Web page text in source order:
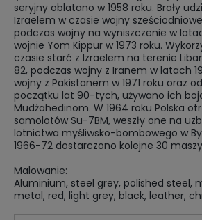
seryjny oblatano w 1958 roku. Brały
Izraelem w czasie wojny
podczas wojny na wyniszczenie w
wojnie Yom Kippur w 1973 roku.
czasie starć z Izraelem na terenie
82, podczas wojny z Iranem w latach
wojny z Pakistanem w 1971 roku oraz
początku lat 90-tych, używano ich
Mudżahedinom. W 1964 roku Polska
samolotów Su-7BM, weszły one na
lotnictwa myśliwsko-bombowego w
1966-72 dostarczono kolejne 30
Malowanie:
Aluminium, steel grey, polished steel,
metal, red, light grey, black, leather,